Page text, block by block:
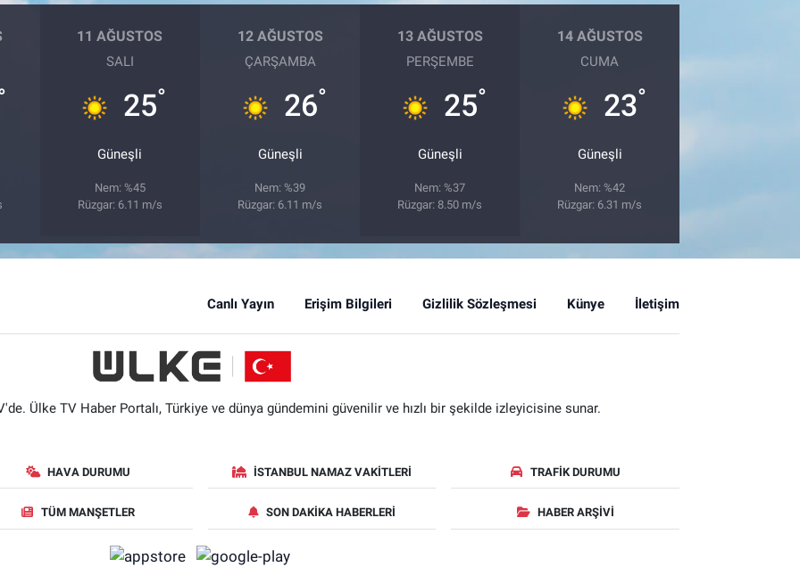
11 AĞUSTOS
SALI
25°
Güneşli
Nem: %45
Rüzgar: 6.11 m/s
12 AĞUSTOS
ÇARŞAMBA
26°
Güneşli
Nem: %39
Rüzgar: 6.11 m/s
13 AĞUSTOS
PERŞEMBE
25°
Güneşli
Nem: %37
Rüzgar: 8.50 m/s
14 AĞUSTOS
CUMA
23°
Güneşli
Nem: %42
Rüzgar: 6.31 m/s
Canlı Yayın Erişim Bilgileri Gizlilik Sözleşmesi Künye İletişim
Ülke TV Haber Portalı, Türkiye ve dünya gündemini güvenilir ve hızlı bir şekilde izleyicisine sunar.
HAVA DURUMU İSTANBUL NAMAZ VAKITLERI TRAFIK DURUMU
TÜM MANŞETLER SON DAKIKA HABERLERI HABER ARŞIVI